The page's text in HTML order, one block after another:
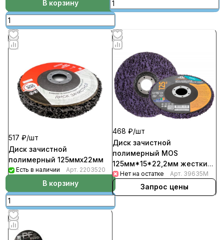
В корзину
517 ₽/шт
Диск зачистной
полимерный 125ммх22мм
Есть в наличии Арт. 2203520
В корзину
468 ₽/шт
Диск зачистной
полимерный MOS
125мм*15*22,2мм жесткий
(5шт/уп)
Нет на остатке Арт. 39635М
Запрос цены